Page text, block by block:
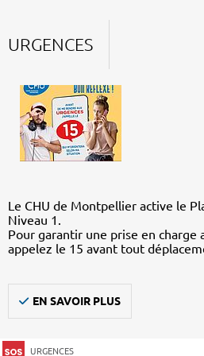
URGENCES
Le CHU de Montpellier active le
Niveau 1.
Pour garantir une prise en charge
appelez le 15 avant tout
EN SAVOIR PLUS
URGENCES